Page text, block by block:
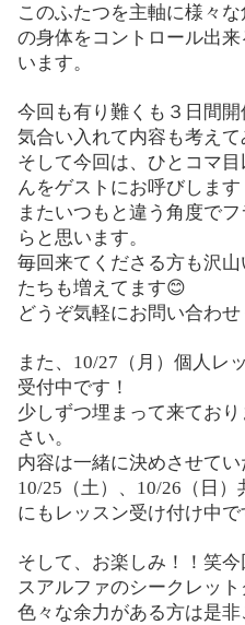
このふたつを主軸に様々
の身体をコントロール出
います。
今回も有り難くも３日間開
気合い入れて内容も考えて
そして今回は、ひとコマ
んをゲストにお呼びします
またいつもと違う角度で
らと思います。
毎回来てくださる方も沢
たちも増えてます😊
どうぞ気軽にお問い合わせ
また、10/27（月） 個人レ
受付中です！
少しずつ埋まって来てお
さい。
内容は一緒に決めさせてい
10/25（土）、10/26（日
にもレッスン受け付け中で
そして、お楽しみ！！笑
スアルファのシークレット
色々な余力がある方は是